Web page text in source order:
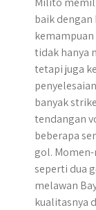
baik dengan
tidak hanya
tetapi juga
banyak
tendangan
beberapa
gol.
seperti dua
melawan
kualitasnya